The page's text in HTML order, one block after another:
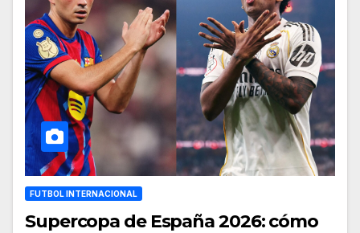
FUTBOL INTERNACIONAL
Supercopa de España 2026: cómo